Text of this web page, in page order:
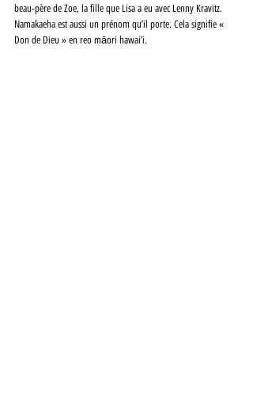
beau-père de Zoe, la fille que Lisa a eu avec Lenny Kravitz.
Namakaeha est aussi un prénom qu’il porte. Cela signifie «
Don de Dieu » en reo māori hawai’i.